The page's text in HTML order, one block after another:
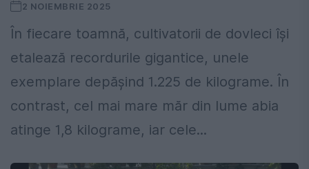
2 NOIEMBRIE 2025
În fiecare toamnă, cultivatorii de dovleci își
etalează recordurile gigantice, unele
exemplare depășind 1.225 de kilograme. În
contrast, cel mai mare măr din lume abia
atinge 1,8 kilograme, iar cele...